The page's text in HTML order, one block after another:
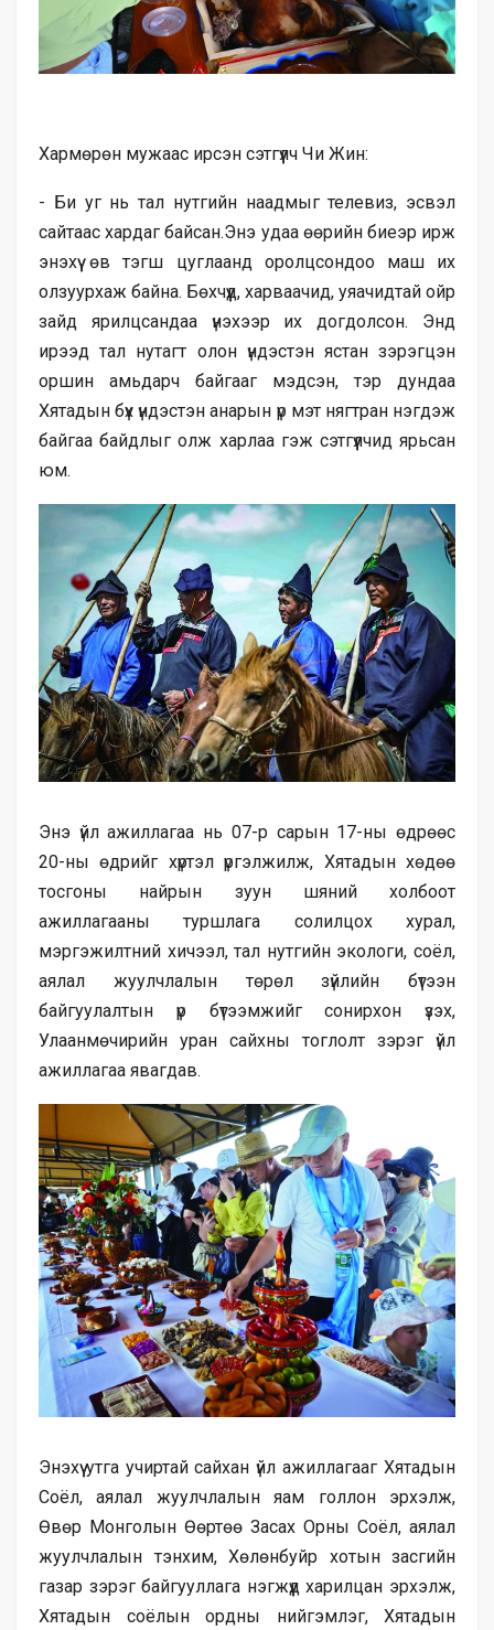
Хармөрөн мужаас ирсэн сэтгүүлч Чи Жин:
- Би уг нь тал нутгийн наадмыг телевиз, эсвэл
сайтаас хардаг байсан.Энэ удаа өөрийн биеэр ирж
энэхүү өв тэгш цуглаанд оролцсондоо маш их
олзуурхаж байна. Бөхчүүд, харваачид, уяачидтай ойр
зайд ярилцсандаа үнэхээр их догдолсон. Энд
ирээд тал нутагт олон үндэстэн ястан зэрэгцэн
оршин амьдарч байгааг мэдсэн, тэр дундаа
Хятадын бүх үндэстэн анарын үр мэт нягтран нэгдэж
байгаа байдлыг олж харлаа гэж сэтгүүлчид ярьсан
юм.
Энэ үйл ажиллагаа нь 07-р сарын 17-ны өдрөөс
20-ны өдрийг хүртэл үргэлжилж, Хятадын хөдөө
тосгоны найрын зуун шяний холбоот
ажиллагааны туршлага солилцох хурал,
мэргэжилтний хичээл, тал нутгийн экологи, соёл,
аялал жуулчлалын төрөл зүйлийн бүтээн
байгуулалтын үр бүтээмжийг сонирхон үзэх,
Улаанмөчирийн уран сайхны тоглолт зэрэг үйл
ажиллагаа явагдав.
Энэхүү утга учиртай сайхан үйл ажиллагааг Хятадын
Соёл, аялал жуулчлалын яам голлон эрхэлж,
Өвөр Монголын Өөртөө Засах Орны Соёл, аялал
жуулчлалын тэнхим, Хөлөнбуйр хотын засгийн
газар зэрэг байгууллага нэгжүүд харилцан эрхэлж,
Хятадын соёлын ордны нийгэмлэг, Хятадын